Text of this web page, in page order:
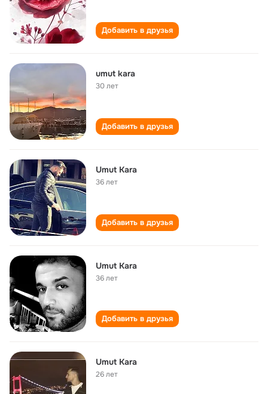
Добавить в друзья
umut kara
30 лет
Добавить в друзья
Umut Kara
36 лет
Добавить в друзья
Umut Kara
36 лет
Добавить в друзья
Umut Kara
26 лет